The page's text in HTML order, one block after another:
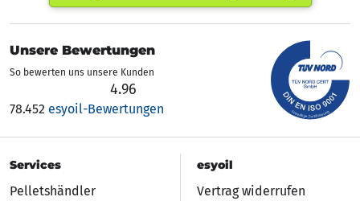
Unsere Bewertungen
So bewerten uns unsere Kunden
4.96
4.96 von 5 Sternen
78.452 esyoil-Bewertungen
Services
Pelletshändler
esyoil
Vertrag widerrufen